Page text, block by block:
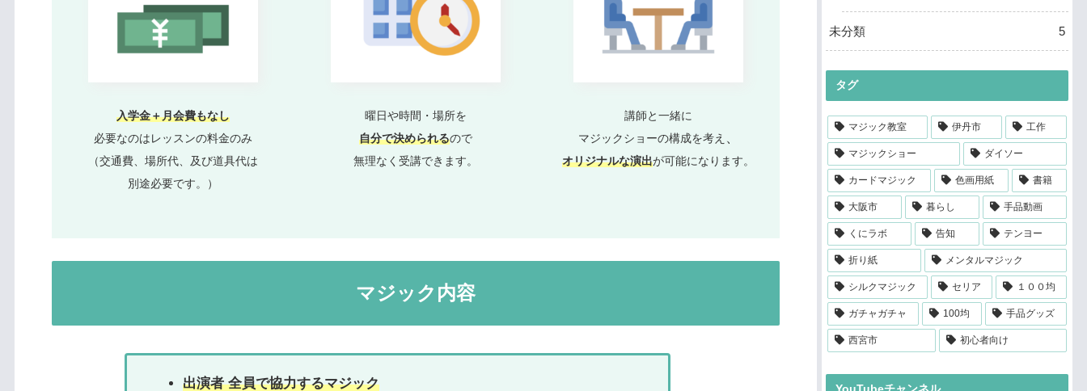
入学金＋月会費もなし
必要なのはレッスンの料金のみ
（交通費、場所代、及び道具代は
別途必要です。）
曜日や時間・場所を
自分で決められるので
無理なく受講できます。
講師と一緒に
マジックショーの構成を考え 、
オリジナルな演出が可能になります。
マジック内容
出演者 全員で協力するマジック
未分類 5
タグ
マジック教室 伊丹市 工作
マジックショー ダイソー
カードマジック 色画用紙 書籍
大阪市 暮らし 手品動画
くにラボ 告知 テンヨー
折り紙 メンタルマジック
シルクマジック セリア １００均
ガチャガチャ 100均 手品グッズ
西宮市 初心者向け